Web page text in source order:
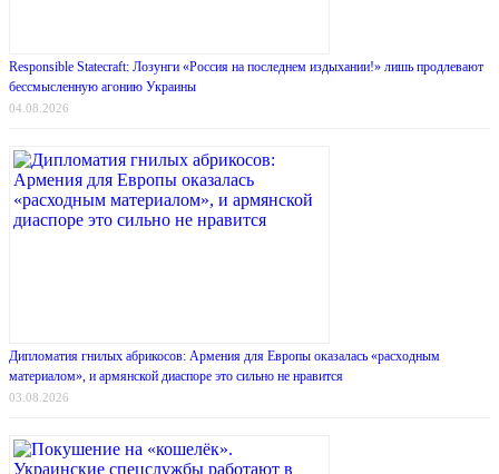
Responsible Statecraft: Лозунги «Россия на последнем издыхании!» лишь продлевают
бессмысленную агонию Украины
04.08.2026
Дипломатия гнилых абрикосов: Армения для Европы оказалась «расходным
материалом», и армянской диаспоре это сильно не нравится
03.08.2026